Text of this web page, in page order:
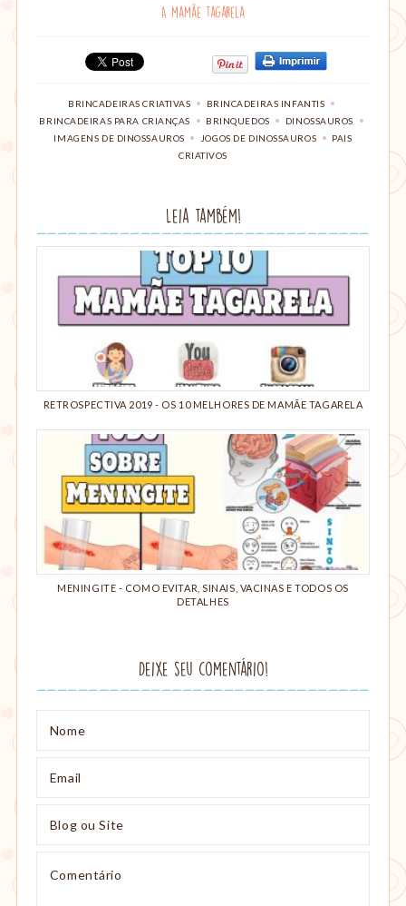
A mamãe tagarela
Compartilhe:
Compartilhe
no
Google+
(abre
em
nova
Clique
para
compartilhar
no
Pinterest(abre
em
Clique
imprimir
esse
post
TAGS:
BRINCADEIRAS CRIATIVAS BRINCADEIRAS INFANTIS
BRINCADEIRAS PARA CRIANÇAS
BRINQUEDOS DINOSSAUROS
IMAGENS DE DINOSSAUROS
JOGOS DE DINOSSAUROS
PAIS
CRIATIVOS
Leia também!
RETROSPECTIVA 2019 - OS 10 MELHORES DE MAMÃE TAGARELA
MENINGITE - COMO EVITAR, SINAIS, VACINAS E TODOS OS
DETALHES
Deixe seu comentário!
ou
Site